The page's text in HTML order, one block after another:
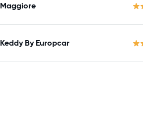
Maggiore
Keddy By Europcar